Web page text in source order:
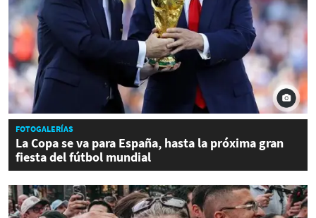
FOTOGALERÍAS
La Copa se va para España, hasta la próxima gran
fiesta del fútbol mundial